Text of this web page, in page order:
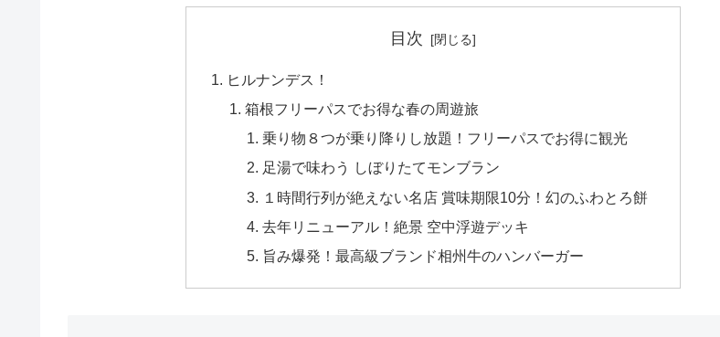
目次
ヒルナンデス！
箱根フリーパスでお得な春の周遊旅
乗り物８つが乗り降りし放題！フリーパスでお得に観光
足湯で味わう しぼりたてモンブラン
１時間行列が絶えない名店 賞味期限10分！幻のふわとろ餅
去年リニューアル！絶景 空中浮遊デッキ
旨み爆発！最高級ブランド相州牛のハンバーガー